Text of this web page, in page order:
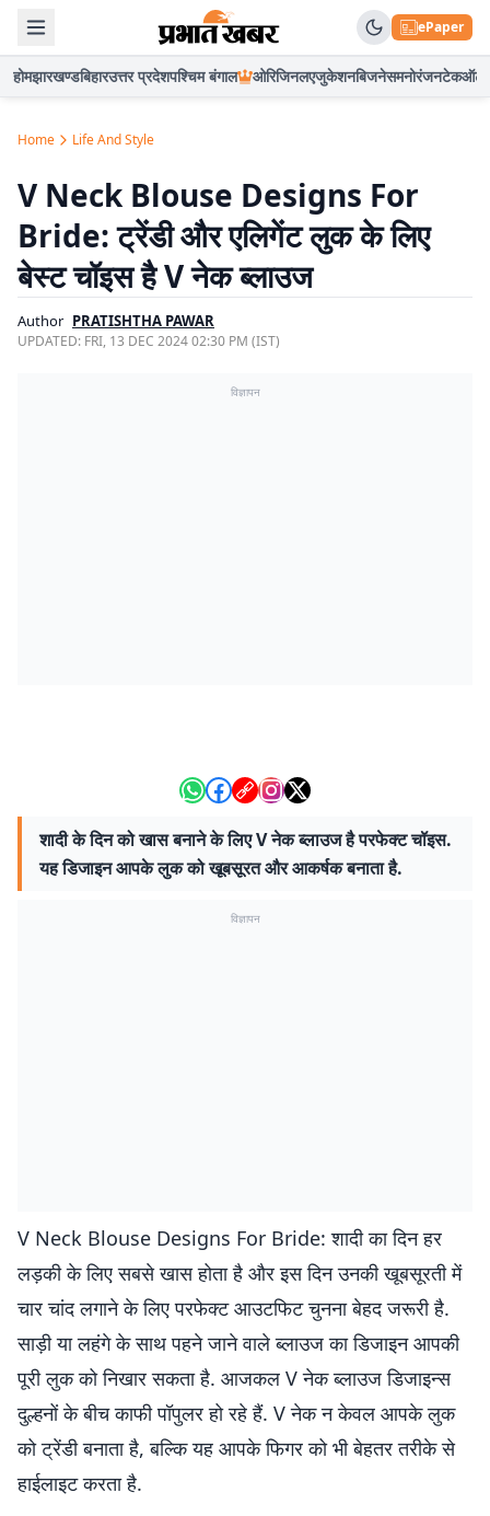
ePaper
होमझारखण्डबिहारउत्तर प्रदेशपश्चिम बंगाल ओरिजिनलएजुकेशनबिजनेसमनोरंजनटेकऑटो
Home Life And Style
V Neck Blouse Designs For
Bride: ट्रेंडी और एलिगेंट लुक के लिए
बेस्ट चॉइस है V नेक ब्लाउज
Author PRATISHTHA PAWAR
UPDATED: FRI, 13 DEC 2024 02:30 PM (IST)
विज्ञापन
शादी के दिन को खास बनाने के लिए V नेक ब्लाउज है परफेक्ट चॉइस.
यह डिजाइन आपके लुक को खूबसूरत और आकर्षक बनाता है.
विज्ञापन
V Neck Blouse Designs For Bride: शादी का दिन हर
लड़की के लिए सबसे खास होता है और इस दिन उनकी खूबसूरती में
चार चांद लगाने के लिए परफेक्ट आउटफिट चुनना बेहद जरूरी है.
साड़ी या लहंगे के साथ पहने जाने वाले ब्लाउज का डिजाइन आपकी
पूरी लुक को निखार सकता है. आजकल V नेक ब्लाउज डिजाइन्स
दुल्हनों के बीच काफी पॉपुलर हो रहे हैं. V नेक न केवल आपके लुक
को ट्रेंडी बनाता है, बल्कि यह आपके फिगर को भी बेहतर तरीके से
हाईलाइट करता है.